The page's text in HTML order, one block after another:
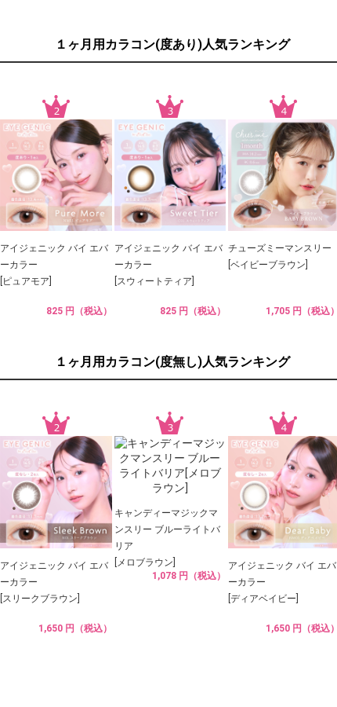
１ヶ月用カラコン(度あり)人気ランキング
アイジェニック バイ エバ
ーカラー
[ピュアモア]
825 円（税込）
アイジェニック バイ エバ
ーカラー
[スウィートティア]
825 円（税込）
チューズミーマンスリー
[ベイビーブラウン]
1,705 円（税込）
１ヶ月用カラコン(度無し)人気ランキング
アイジェニック バイ エバ
ーカラー
[スリークブラウン]
1,650 円（税込）
キャンディーマジックマ
ンスリー ブルーライトバ
リア
[メロブラウン]
1,078 円（税込）
アイジェニック バイ エバ
ーカラー
[ディアベイビー]
1,650 円（税込）